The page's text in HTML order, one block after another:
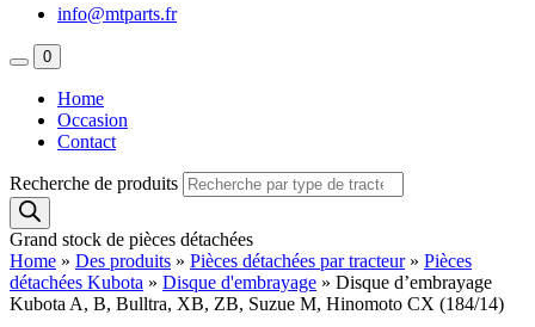
info@mtparts.fr
0
Home
Occasion
Contact
Recherche de produits
Grand stock de pièces détachées
Home » Des produits » Pièces détachées par tracteur» Pièces
détachées Kubota » Disque d'embrayage » Disque d’embrayage
Kubota A, B, Bulltra, XB, ZB, Suzue M, Hinomoto CX (184/14)